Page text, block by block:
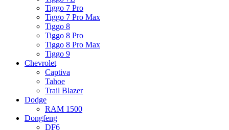
Tiggo 7 Pro
Tiggo 7 Pro Max
Tiggo 8
Tiggo 8 Pro
Tiggo 8 Pro Max
Tiggo 9
Chevrolet
Captiva
Tahoe
Trail Blazer
Dodge
RAM 1500
Dongfeng
DF6